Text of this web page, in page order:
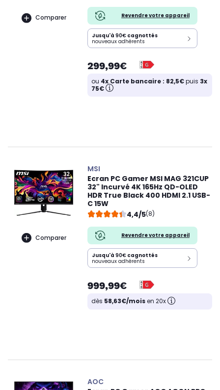
Comparer Revendre votre appareil
Jusqu'à 90€ cagnottés
nouveaux adhérents
299,99€
ou 4x Carte bancaire : 82,5€puis 3x
75€
Comparer
MSI
Ecran PC Gamer MSI MAG 321CUP
32" Incurvé 4K 165Hz QD-OLED
HDR True Black 400 HDMI 2.1 USB-
C 15W
4,4/5(8)
Revendre votre appareil
Jusqu'à 90€ cagnottés
nouveaux adhérents
999,99€
dès 58,63€/moisen 20x
AOC